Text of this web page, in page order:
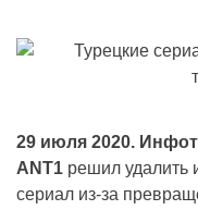
29 июля 2020.
ANT1 решил удалить
сериал из-за